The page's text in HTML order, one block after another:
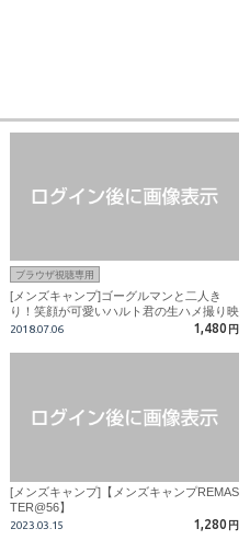
ブラウザ視聴専用
[メンズキャンプ]ゴーグルマンと二人き
り！笑顔が可愛いハルト君の生ハメ撮り映
像！
2018.07.06 1,480 円
[メンズキャンプ]【メンズキャンプREMAS
TER@56】
2023.03.15 1,280 円